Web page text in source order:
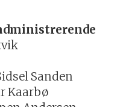
Sanden
Kaarbø